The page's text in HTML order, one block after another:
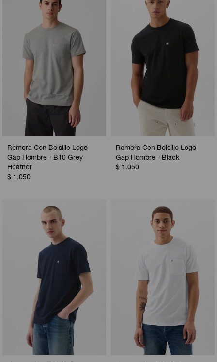
Remera Con Bolsillo Logo
Gap Hombre - B10 Grey
Heather
$ 1.050
Remera Con Bolsillo Logo
Gap Hombre - Black
$ 1.050
Camperas
Musculosas
Shorts
Vestidos y polleras
Pijamas
Camperas
Chalecos
Shorts
Ropa interior
Polos
Camperas
Chalecos
Ropa interior
Pijamas
Camperas
Pijamas
Sets